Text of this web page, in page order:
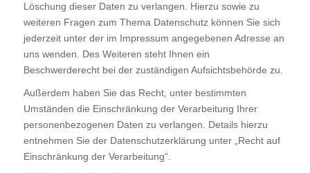
Löschung dieser Daten zu verlangen. Hierzu sowie zu
weiteren Fragen zum Thema Datenschutz können Sie sich
jederzeit unter der im Impressum angegebenen Adresse an
uns wenden. Des Weiteren steht Ihnen ein
Beschwerderecht bei der zuständigen Aufsichtsbehörde zu.
Außerdem haben Sie das Recht, unter bestimmten
Umständen die Einschränkung der Verarbeitung Ihrer
personenbezogenen Daten zu verlangen. Details hierzu
entnehmen Sie der Datenschutzerklärung unter „Recht auf
Einschränkung der Verarbeitung“.